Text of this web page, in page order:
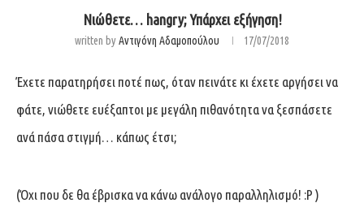
Νιώθετε… hangry; Υπάρχει εξήγηση!
written byΑντιγόνη Αδαμοπούλου 17/07/2018
Έχετε παρατηρήσει ποτέ πως, όταν πεινάτε κι έχετε αργήσει να
φάτε, νιώθετε ευέξαπτοι με μεγάλη πιθανότητα να ξεσπάσετε
ανά πάσα στιγμή… κάπως έτσι;
(Όχι που δε θα έβρισκα να κάνω ανάλογο παραλληλισμό! :P )